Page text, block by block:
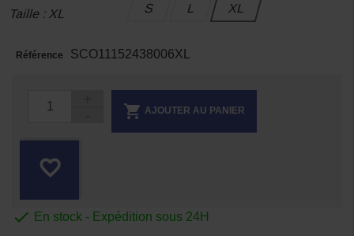
Taille : XL S L XL
Référence SCO11152438006XL
 AJOUTER AU PANIER
favorite_border
 En stock - Expédition sous 24H